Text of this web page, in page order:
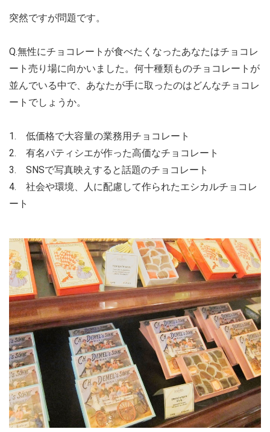
突然ですが問題です。
Q.無性にチョコレートが食べたくなったあなたはチョコレ
ート売り場に向かいました。何十種類ものチョコレートが
並んでいる中で、あなたが手に取ったのはどんなチョコレ
ートでしょうか。
1. 低価格で大容量の業務用チョコレート
2. 有名パティシエが作った高価なチョコレート
3. SNSで写真映えすると話題のチョコレート
4. 社会や環境、人に配慮して作られたエシカルチョコレ
ート